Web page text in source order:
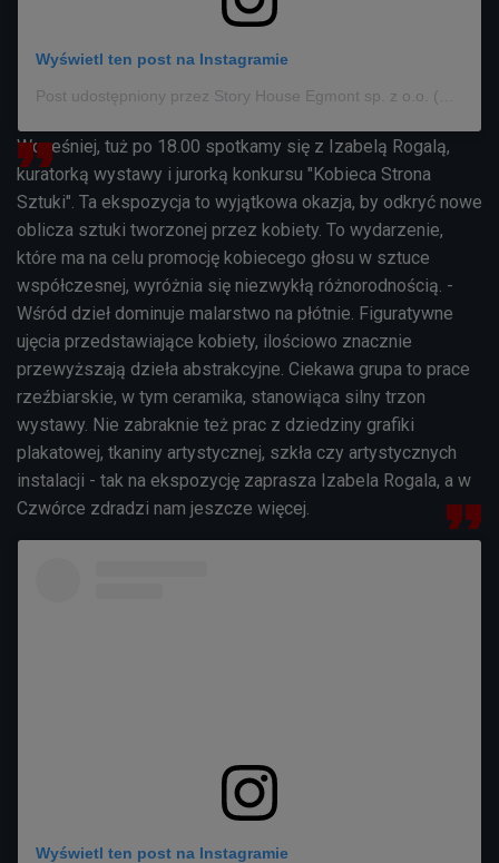
Wyświetl ten post na Instagramie
Wcześniej, tuż po 18.00 spotkamy się z Izabelą Rogalą,
kuratorką wystawy i jurorką konkursu "Kobieca Strona
Sztuki". Ta ekspozycja to wyjątkowa okazja, by odkryć nowe
oblicza sztuki tworzonej przez kobiety. To wydarzenie,
które ma na celu promocję kobiecego głosu w sztuce
współczesnej, wyróżnia się niezwykłą różnorodnością. -
Wśród dzieł dominuje malarstwo na płótnie. Figuratywne
ujęcia przedstawiające kobiety, ilościowo znacznie
przewyższają dzieła abstrakcyjne. Ciekawa grupa to prace
rzeźbiarskie, w tym ceramika, stanowiąca silny trzon
wystawy. Nie zabraknie też prac z dziedziny grafiki
plakatowej, tkaniny artystycznej, szkła czy artystycznych
instalacji - tak na ekspozycję zaprasza Izabela Rogala, a w
Czwórce zdradzi nam jeszcze więcej.
Wyświetl ten post na Instagramie